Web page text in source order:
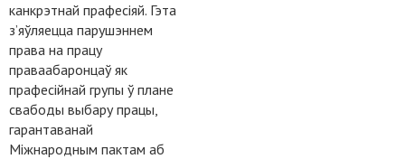
канкрэтнай прафесіяй. Гэта
з’яўляецца парушэннем
права на працу
праваабаронцаў як
прафесійнай групы ў плане
свабоды выбару працы,
гарантаванай
Міжнародным пактам аб